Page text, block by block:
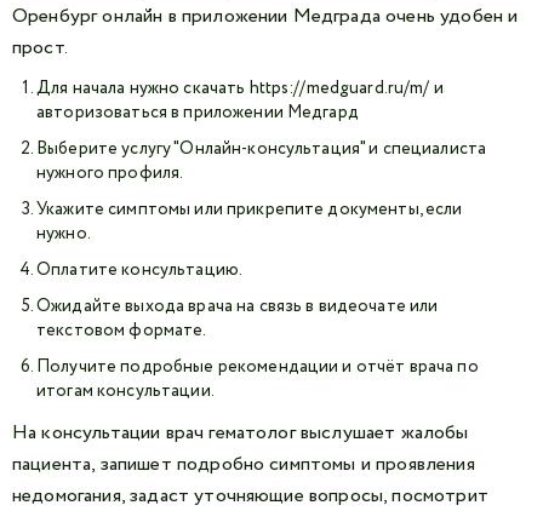
Оренбург онлайн в приложении Медграда очень удобен и
прост.
Для начала нужно скачать https://medguard.ru/m/ и
авторизоваться в приложении Медгард
Выберите услугу "Онлайн-консультация" и специалиста
нужного профиля.
Укажите симптомы или прикрепите документы, если
нужно.
Оплатите консультацию.
Ожидайте выхода врача на связь в видеочате или
текстовом формате.
Получите подробные рекомендации и отчёт врача по
итогам консультации.
На консультации врач гематолог выслушает жалобы
пациента, запишет подробно симптомы и проявления
недомогания, задаст уточняющие вопросы, посмотрит